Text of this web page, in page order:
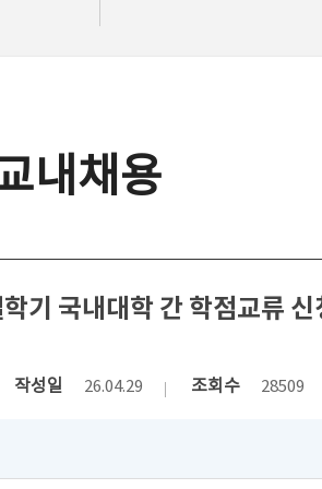
내채용
기 국내대학 간 학점교류 신
작성일 26.04.29 조회수 28509